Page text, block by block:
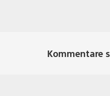
Kommentare